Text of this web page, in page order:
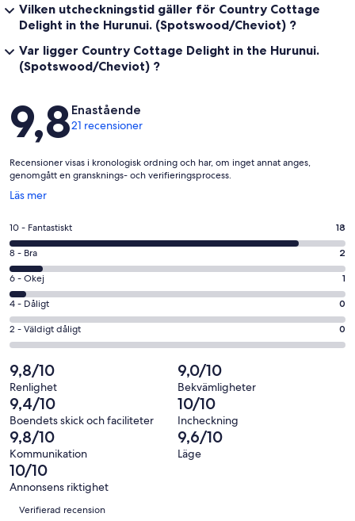
Vilken utcheckningstid gäller för Country Cottage
Delight in the Hurunui. (Spotswood/Cheviot) ?
Var ligger Country Cottage Delight in the Hurunui.
(Spotswood/Cheviot) ?
Recensioner
9,8Enastående
21 recensioner
Recensioner visas i kronologisk ordning och har, om inget annat anges,
genomgått en gransknings- och verifieringsprocess.
Läs mer
Öppnas
ett
nytt
fönster
10
-
Fantastiskt
i
betyg.
18
av
21
recensioner
10 - Fantastiskt 18
8
-
Bra
i
betyg.
2
21
recensioner
8 - Bra 2
6
-
Okej
i
betyg.
1
av
21
recensioner
6 - Okej 1
4
-
Dåligt
betyg.
0
av
21
recensioner
4 - Dåligt 0
2
-
Väldigt
dåligt
i
betyg.
0
av
21
recensioner
2 - Väldigt dåligt 0
9,8/10
Renlighet
9,0/10
Bekvämligheter
9,4/10
Boendets skick och faciliteter
10/10
Incheckning
9,8/10
Kommunikation
9,6/10
Läge
10/10
Annonsens riktighet
Recensioner
Verifierad recension